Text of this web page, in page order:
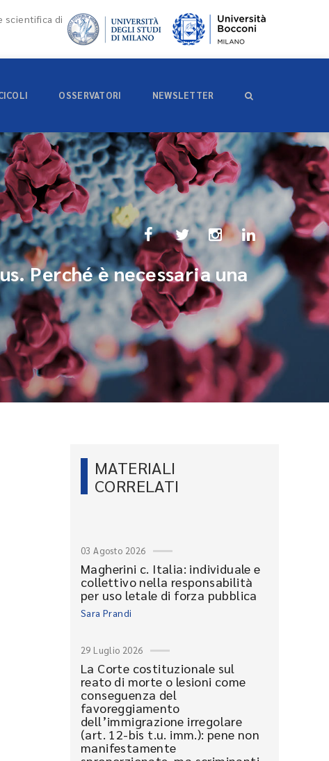
scientifica di
OSSERVATORI NEWSLETTER
Perché è necessaria una
MATERIALI
CORRELATI
03 Agosto 2026
Magherini c. Italia: individuale e
collettivo nella responsabilità
per uso letale di forza pubblica
Sara Prandi
29 Luglio 2026
La Corte costituzionale sul
reato di morte o lesioni come
conseguenza del
favoreggiamento
dell’immigrazione irregolare
(art. 12-bis t.u. imm.): pene non
manifestamente